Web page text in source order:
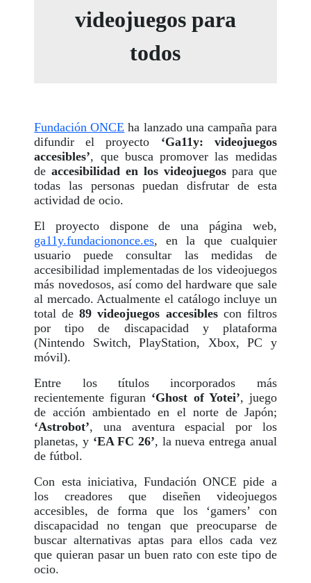
videojuegos para
todos
Fundación ONCE ha lanzado una campaña para
difundir el proyecto ‘Ga11y: videojuegos
accesibles’, que busca promover las medidas
deaccesibilidad en los videojuegospara que
todas las personas puedan disfrutar de esta
actividad de ocio.
El proyecto dispone de una página web,
ga11y.fundaciononce.es, en la que cualquier
usuario puede consultar las medidas de
accesibilidad implementadas de los videojuegos
más novedosos, así como del hardware que sale
al mercado. Actualmente el catálogo incluye un
total de89 videojuegos accesiblescon filtros
por tipo de discapacidad y plataforma
(Nintendo Switch, PlayStation, Xbox, PC y
móvil).
Entre los títulos incorporados más
recientemente figuran ‘Ghost of Yotei’, juego
de acción ambientado en el norte de Japón;
‘Astrobot’, una aventura espacial por los
planetas, y ‘EA FC 26’, la nueva entrega anual
de fútbol.
Con esta iniciativa, Fundación ONCE pide a
los creadores que diseñen videojuegos
accesibles, de forma que los ‘gamers’ con
discapacidad no tengan que preocuparse de
buscar alternativas aptas para ellos cada vez
que quieran pasar un buen rato con este tipo de
ocio.